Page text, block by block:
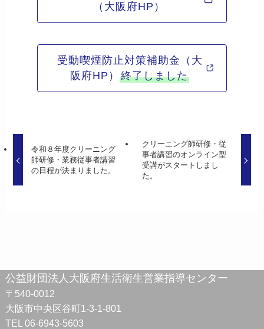
（大阪府HP）
受動喫煙防止対策補助金（大
阪府HP）終了しました
令和８年度クリーニング
師研修・業務従事者講習
の日程が決まりました。
クリーニング師研修・従
事者講習のオンライン型
受講がスタートしまし
た。
公益財団法人大阪府生活衛生営業指導センター
〒540-0012
大阪市中央区谷町1-3-1-801
TEL 06-6943-5603